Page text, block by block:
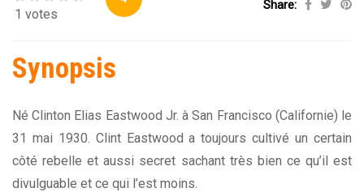
1 votes
Share:
Synopsis
Né Clinton Elias Eastwood Jr. à San Francisco (Californie) le
31 mai 1930. Clint Eastwood a toujours cultivé un certain
côté rebelle et aussi secret sachant très bien ce qu’il est
divulguable et ce qui l’est moins.